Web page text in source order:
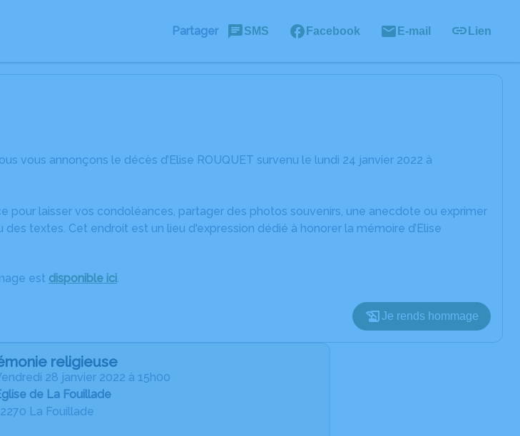
Partager SMS Facebook E-mail Lien
vous annonçons le décès d’Elise ROUQUET survenu le lundi 24 janvier 2022 à
pour laisser vos condoléances, partager des photos souvenirs, une anecdote ou exprimer
textes. Cet endroit est un lieu d'expression dédié à honorer la mémoire d’Elise
est disponible ici.
Je rends hommage
religieuse
vendredi 28 janvier 2022 à 15h00
de La Fouillade
La Fouillade